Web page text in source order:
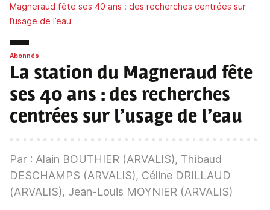
Magneraud fête ses 40 ans : des recherches centrées sur
l’usage de l’eau
Abonnés
La station du Magneraud fête
ses 40 ans : des recherches
centrées sur l’usage de l’eau
Par : Alain BOUTHIER (ARVALIS), Thibaud
DESCHAMPS (ARVALIS), Céline DRILLAUD
(ARVALIS), Jean-Louis MOYNIER (ARVALIS)